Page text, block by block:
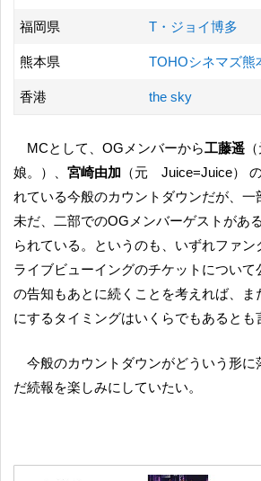
福岡県 T・ジョイ博多
熊本県 TOHOシネマズ熊
香港 the sky
MCとして、OGメンバーから工藤遥
娘。）、 宮崎由加 （元 Juice=Juice）
れている今般のカウントダウンだが、一
未だ、二部でのOGメンバーゲストがあ
られている。というのも、いずれファン
ライブビューイングのチケットについて
の告知もあとに続くことを考えれば、ま
にするタイミングはいくらでもあるとも
今般のカウントダウンがどういう形に落着するか、まだま
だ続報を楽しみにしていたい。